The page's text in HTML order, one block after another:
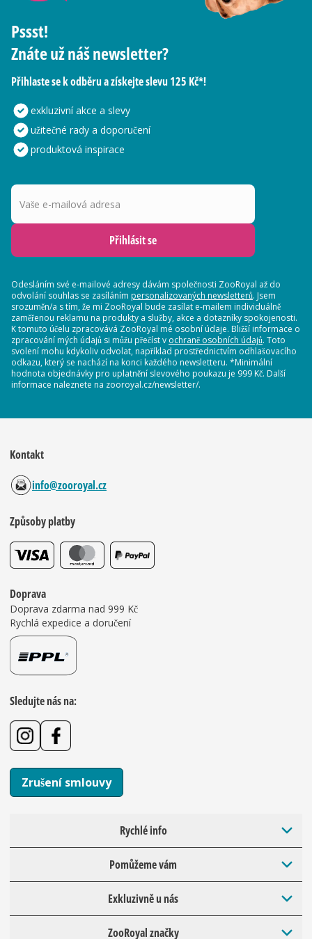
Pssst!
Znáte už náš newsletter?
Přihlaste se k odběru a získejte slevu 125 Kč*!
exkluzivní akce a slevy
užitečné rady a doporučení
produktová inspirace
Vaše e-mailová adresa
Přihlásit se
Odesláním své e-mailové adresy dávám společnosti ZooRoyal až do
odvolání souhlas se zasíláním personalizovaných newsletterů. Jsem
srozuměn/a s tím, že mi ZooRoyal bude zasílat e-mailem individuálně
zaměřenou reklamu na produkty a služby, akce a dotazníky spokojenosti.
K tomuto účelu zpracovává ZooRoyal mé osobní údaje. Bližší informace o
zpracování mých údajů si můžu přečíst v ochraně osobních údajů. Toto
svolení mohu kdykoliv odvolat, například prostřednictvím odhlašovacího
odkazu, který se nachází na konci každého newsletteru. *Minimální
hodnota objednávky pro uplatnění slevového poukazu je 999 Kč. Další
informace naleznete na zooroyal.cz/newsletter/.
Kontakt
info@zooroyal.cz
Způsoby platby
Doprava
Doprava zdarma nad 999 Kč
Rychlá expedice a doručení
Sledujte nás na:
Zrušení smlouvy
Rychlé info
Pomůžeme vám
Exkluzivně u nás
ZooRoyal značky